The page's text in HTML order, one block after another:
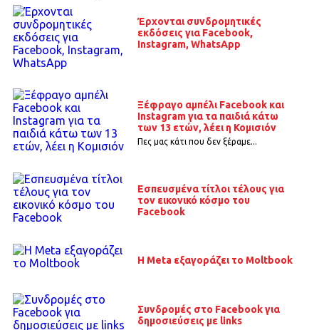
Έρχονται συνδρομητικές
εκδόσεις για Facebook,
Instagram, WhatsApp
Ξέφραγο αμπέλι Facebook και
Instagram για τα παιδιά κάτω
των 13 ετών, λέει η Κομισιόν
Πες μας κάτι που δεν ξέραμε...
Εσπευσμένα τίτλοι τέλους για
τον εικονικό κόσμο του
Facebook
Η Meta εξαγοράζει το Moltbook
Συνδρομές στο Facebook για
δημοσιεύσεις με links